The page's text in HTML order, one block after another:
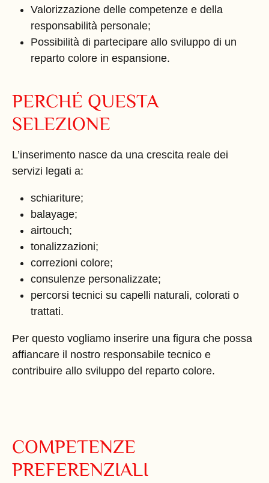
PERCHÉ QUESTA
SELEZIONE
L’inserimento nasce da una crescita reale dei
servizi legati a:
schiariture;
balayage;
airtouch;
tonalizzazioni;
correzioni colore;
consulenze personalizzate;
percorsi tecnici su capelli naturali, colorati o
trattati.
Per questo vogliamo inserire una figura che possa
affiancare il nostro responsabile tecnico e
contribuire allo sviluppo del reparto colore.
Valorizzazione delle competenze e della
responsabilità personale;
Possibilità di partecipare allo sviluppo di un
reparto colore in espansione.
COMPETENZE
PREFERENZIALI